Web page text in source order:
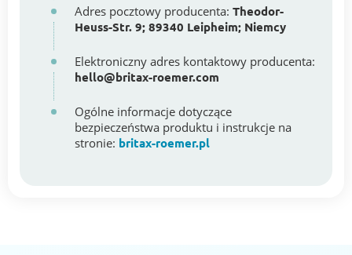
Adres pocztowy producenta: Theodor-
Heuss-Str. 9; 89340 Leipheim; Niemcy
Elektroniczny adres kontaktowy producenta:
hello@britax-roemer.com
Ogólne informacje dotyczące
bezpieczeństwa produktu i instrukcje na
stronie: britax-roemer.pl